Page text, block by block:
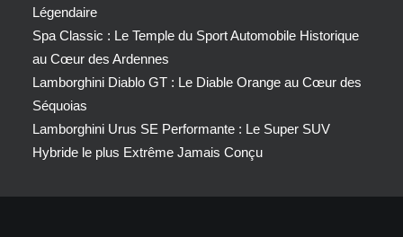
Légendaire
Spa Classic : Le Temple du Sport Automobile Historique
au Cœur des Ardennes
Lamborghini Diablo GT : Le Diable Orange au Cœur des
Séquoias
Lamborghini Urus SE Performante : Le Super SUV
Hybride le plus Extrême Jamais Conçu